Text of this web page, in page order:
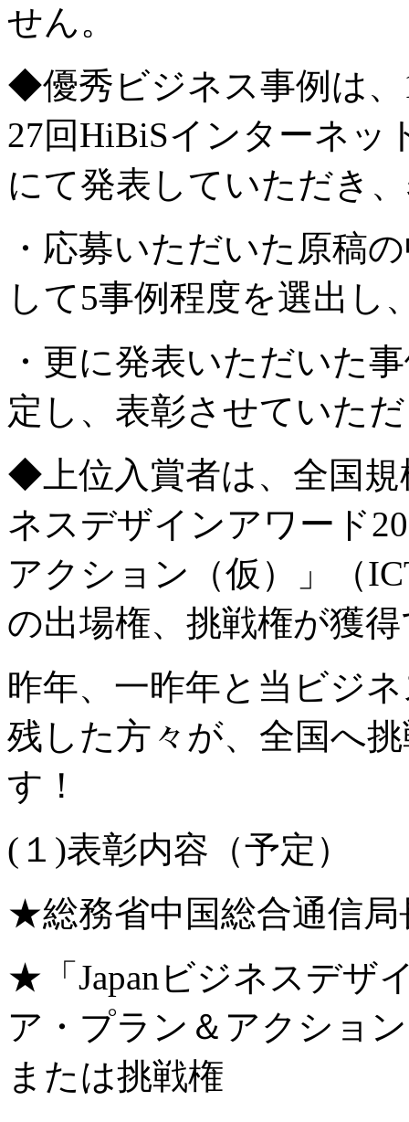
せん。
◆優秀ビジネス事例は、
27回HiBiSインターネッ
にて発表していただき
・応募いただいた原稿
して5事例程度を選出し
・更に発表いただいた
定し、表彰させていた
◆上位入賞者は、全国規
ネスデザインアワード
アクション（仮）」（
の出場権、挑戦権が獲
昨年、一昨年と当ビジ
残した方々が、全国へ
す！
(１)表彰内容（予定）
★総務省中国総合通信局
★「Japanビジネスデザ
ア・プラン＆アクショ
または挑戦権